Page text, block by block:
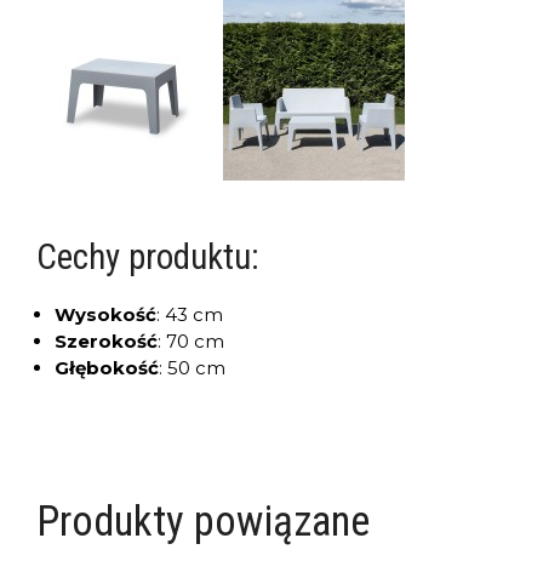
Cechy produktu:
Wysokość: 43 cm
Szerokość: 70 cm
Głębokość: 50 cm
Produkty powiązane